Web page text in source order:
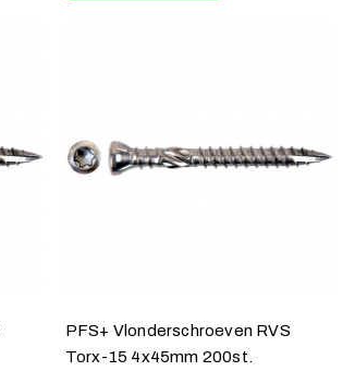
PFS+ Vlonderschroeven RVS
Torx-15 4x45mm 200st.